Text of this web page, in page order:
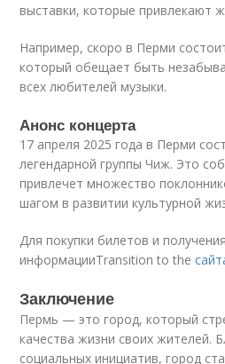
выставки, которые привлекают
Например, скоро в Перми
который обещает быть
всех любителей музыки.
Анонс концерта
17 апреля 2025 года в Перми
легендарной группы Чиж. Это
привлечет множество
шагом в развитии культурной
Для покупки билетов и
информацииTransition to the
Заключение
Пермь — это город, который
качества жизни своих жителей.
социальных инициатив, город